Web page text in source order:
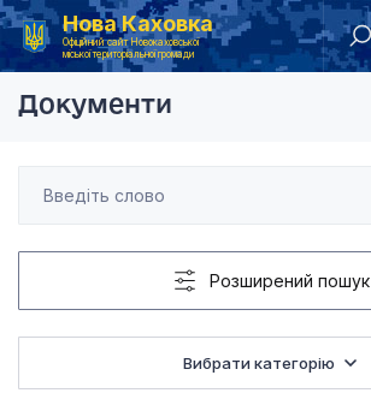
Нова Каховка
Офіційний сайт Новокаховської
міської територіальної громади
Головна Розпорядження Новокаховського міського голови 2017 рік
Документи
Розширений пошук
Вибрати категорію